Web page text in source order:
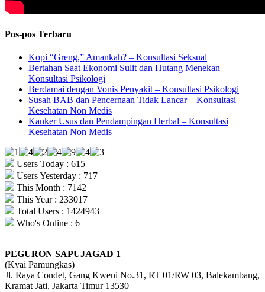
Pos-pos Terbaru
Kopi “Greng,” Amankah? – Konsultasi Seksual
Bertahan Saat Ekonomi Sulit dan Hutang Menekan –
Konsultasi Psikologi
Berdamai dengan Vonis Penyakit – Konsultasi Psikologi
Susah BAB dan Pencernaan Tidak Lancar – Konsultasi
Kesehatan Non Medis
Kanker Usus dan Pendampingan Herbal – Konsultasi
Kesehatan Non Medis
Users Today : 615
Users Yesterday : 717
This Month : 7142
This Year : 233017
Total Users : 1424943
Who's Online : 6
PEGURON SAPUJAGAD 1
(Kyai Pamungkas)
Jl. Raya Condet, Gang Kweni No.31, RT 01/RW 03, Balekambang,
Kramat Jati, Jakarta Timur 13530